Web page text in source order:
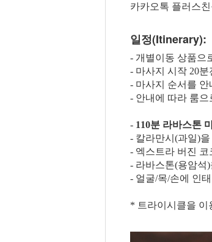
카카오톡 플러스
일정(Itinerary):
- 개별이동 상품으
- 마사지 시작 20
- 마사지 순서를 안
- 안내에 따라 룸
- 110분 라바스톤
- 칼라만시(과일)
- 엑스트라 버진 코
- 라바스톤(용암석
- 얼굴/목/손에 인
* 트라이시클을 이